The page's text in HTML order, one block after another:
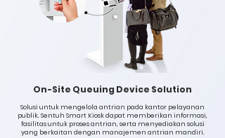
On-Site Queuing Device Solution
Solusi untuk mengelola antrian pada kantor pelayanan
publik. Sentuh Smart Kiosk dapat memberikan informasi,
fasilitas untuk proses antrian, serta menyediakan solusi
yang berkaitan dengan manajemen antrian mandiri.